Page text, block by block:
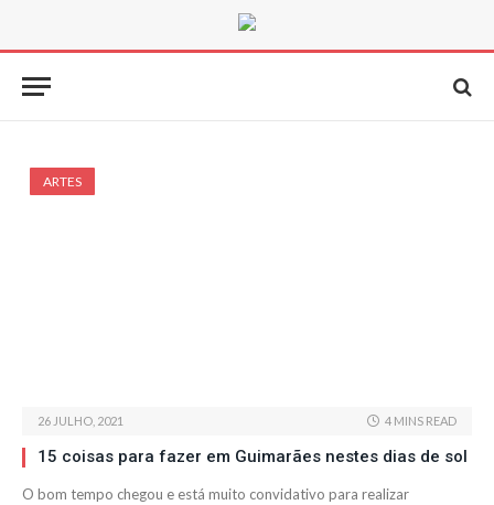
ARTES
26 JULHO, 2021 4 MINS READ
15 coisas para fazer em Guimarães nestes dias de sol
O bom tempo chegou e está muito convidativo para realizar